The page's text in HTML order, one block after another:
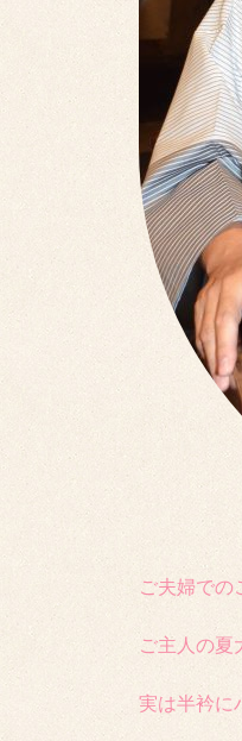
ご夫婦で
ご主人の
実は半衿